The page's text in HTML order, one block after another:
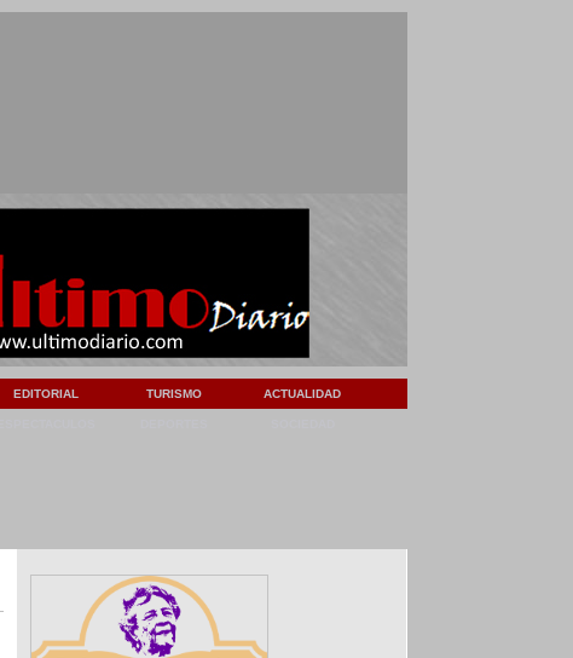
EDITORIAL TURISMO ACTUALIDAD